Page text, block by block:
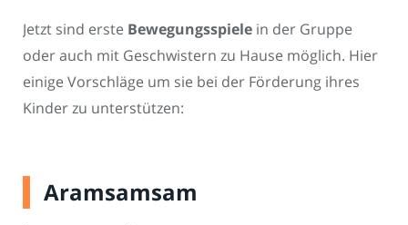
Jetzt sind erste Bewegungsspiele in der Gruppe
oder auch mit Geschwistern zu Hause möglich. Hier
einige Vorschläge um sie bei der Förderung ihres
Kinder zu unterstützen:
Aramsamsam